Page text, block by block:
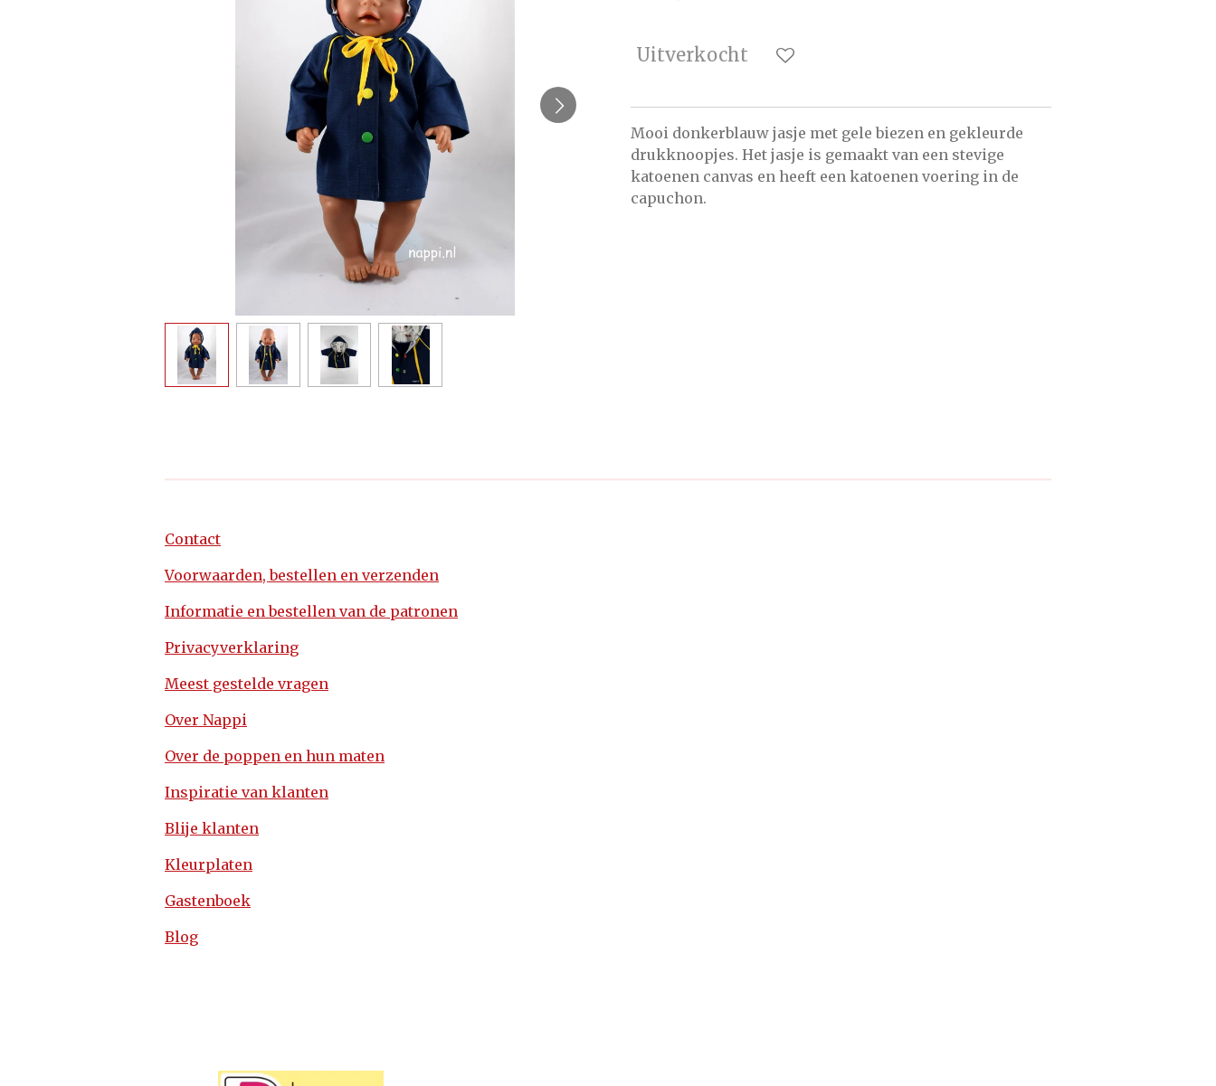
Uitverkocht
Mooi donkerblauw jasje met gele biezen en gekleurde
drukknoopjes. Het jasje is gemaakt van een stevige
katoenen canvas en heeft een katoenen voering in de
capuchon.
Contact
Voorwaarden, bestellen en verzenden
Informatie en bestellen van de patronen
Privacyverklaring
Meest gestelde vragen
Over Nappi
Over de poppen en hun maten
Inspiratie van klanten
Blije klanten
Kleurplaten
Gastenboek
Blog